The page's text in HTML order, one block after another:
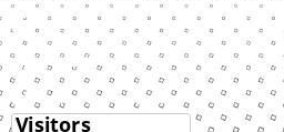
Facebook
Tiktok
Linktree Apotekku